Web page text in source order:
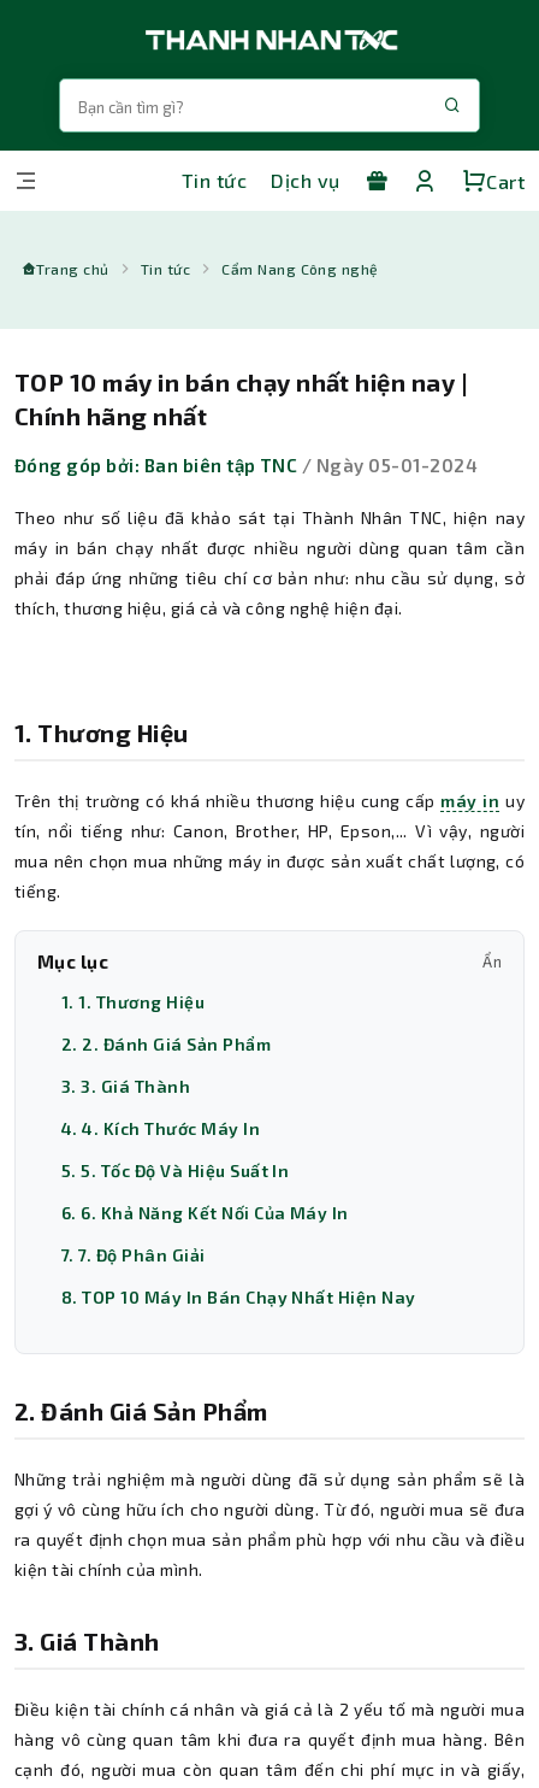
Tin tức Dịch vụ Cart
Trang chủ Tin tức Cẩm Nang Công nghệ
TOP 10 máy in bán chạy nhất hiện nay |
Chính hãng nhất
Đóng góp bởi: Ban biên tập TNC / Ngày 05-01-2024
Theo như số liệu đã khảo sát tại Thành Nhân TNC, hiện nay
máy in bán chạy nhất được nhiều người dùng quan tâm cần
phải đáp ứng những tiêu chí cơ bản như: nhu cầu sử dụng, sở
thích, thương hiệu, giá cả và công nghệ hiện đại.
1. Thương Hiệu
Trên thị trường có khá nhiều thương hiệu cung cấp máy in uy
tín, nổi tiếng như: Canon, Brother, HP, Epson,... Vì vậy, người
mua nên chọn mua những máy in được sản xuất chất lượng, có
tiếng.
Mục lục Ẩn
1. 1. Thương Hiệu
2. 2. Đánh Giá Sản Phẩm
3. 3. Giá Thành
4. 4. Kích Thước Máy In
5. 5. Tốc Độ Và Hiệu Suất In
6. 6. Khả Năng Kết Nối Của Máy In
7. 7. Độ Phân Giải
8. TOP 10 Máy In Bán Chạy Nhất Hiện Nay
2. Đánh Giá Sản Phẩm
Những trải nghiệm mà người dùng đã sử dụng sản phẩm sẽ là
gợi ý vô cùng hữu ích cho người dùng. Từ đó, người mua sẽ đưa
ra quyết định chọn mua sản phẩm phù hợp với nhu cầu và điều
kiện tài chính của mình.
3. Giá Thành
Điều kiện tài chính cá nhân và giá cả là 2 yếu tố mà người mua
hàng vô cùng quan tâm khi đưa ra quyết định mua hàng. Bên
cạnh đó, người mua còn quan tâm đến chi phí mực in và giấy,